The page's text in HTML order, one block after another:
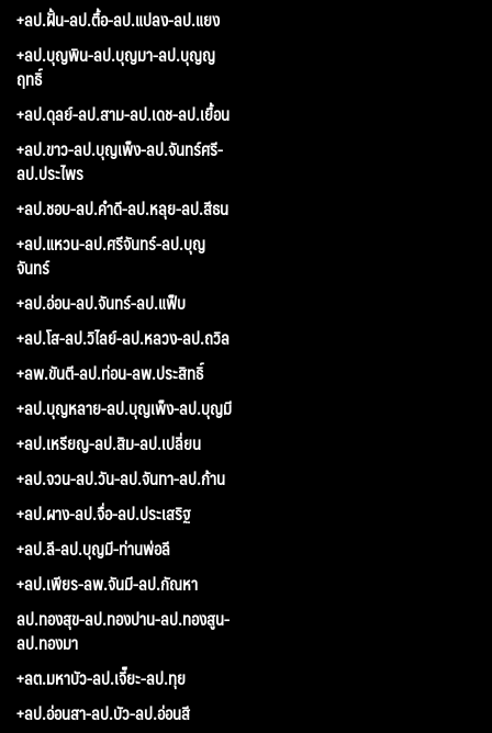
+ลป.ฝั้น-ลป.ตื้อ-ลป.แปลง-ลป.แยง
+ลป.บุญพิน-ลป.บุญมา-ลป.บุญญ
ฤทธิ์
+ลป.ดุลย์-ลป.สาม-ลป.เดช-ลป.เยื้อน
+ลป.ขาว-ลป.บุญเพ็ง-ลป.จันทร์ศรี-
ลป.ประไพร
+ลป.ชอบ-ลป.คำดี-ลป.หลุย-ลป.สีธน
+ลป.แหวน-ลป.ศรีจันทร์-ลป.บุญ
จันทร์
+ลป.อ่อน-ลป.จันทร์-ลป.แฟ็บ
+ลป.โส-ลป.วิไลย์-ลป.หลวง-ลป.ถวิล
+ลพ.ขันตี-ลป.ท่อน-ลพ.ประสิทธิ์
+ลป.บุญหลาย-ลป.บุญเพ็ง-ลป.บุญมี
+ลป.เหรียญ-ลป.สิม-ลป.เปลี่ยน
+ลป.จวน-ลป.วัน-ลป.จันทา-ลป.ก้าน
+ลป.ผาง-ลป.จื่อ-ลป.ประเสริฐ
+ลป.ลี-ลป.บุญมี-ท่านพ่อลี
+ลป.เพียร-ลพ.จันมี-ลป.กัณหา
ลป.ทองสุข-ลป.ทองปาน-ลป.ทองสูน-
ลป.ทองมา
+ลต.มหาบัว-ลป.เจี๊ยะ-ลป.ทุย
+ลป.อ่อนสา-ลป.บัว-ลป.อ่อนสี